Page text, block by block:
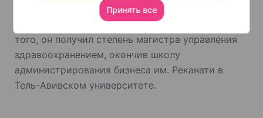
Принять все
гематоонкологии. Профессор Торен окончил
аспирантуру по специальности “Генетика”. Кроме
того, он получил степень магистра управления
здравоохранением, окончив школу
администрирования бизнеса им. Реканати в
Тель-Авивском университете.